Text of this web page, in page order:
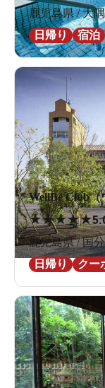
鹿児島県 / 大
日帰り
宿泊
WellBe Club
★★★★★
鹿児島県 / 国
日帰り
クー